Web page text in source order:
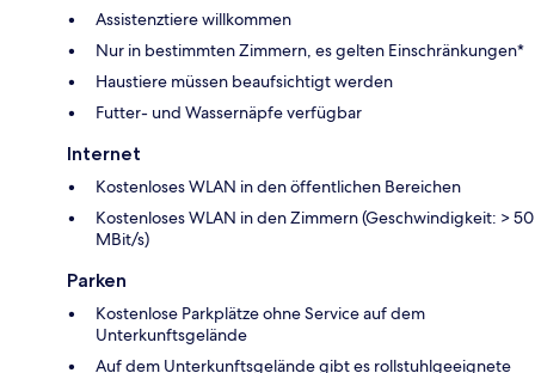
Assistenztiere willkommen
Nur in bestimmten Zimmern, es gelten Einschränkungen*
Haustiere müssen beaufsichtigt werden
Futter- und Wassernäpfe verfügbar
Internet
Kostenloses WLAN in den öffentlichen Bereichen
Kostenloses WLAN in den Zimmern (Geschwindigkeit: > 50
MBit/s)
Parken
Kostenlose Parkplätze ohne Service auf dem
Unterkunftsgelände
Auf dem Unterkunftsgelände gibt es rollstuhlgeeignete